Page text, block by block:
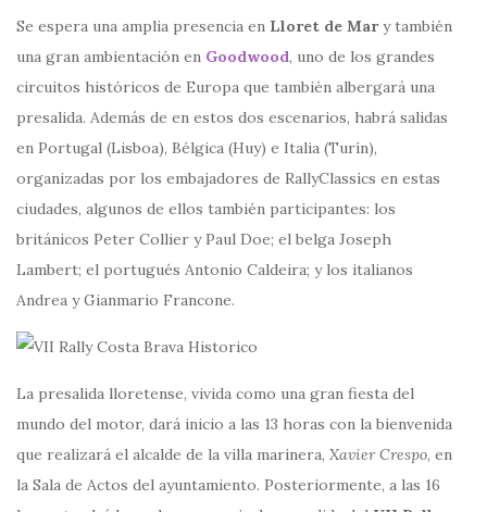
Se espera una amplia presencia en Lloret de Mary también
una gran ambientación en Goodwood, uno de los grandes
circuitos históricos de Europa que también albergará una
presalida. Además de en estos dos escenarios, habrá salidas
en Portugal (Lisboa), Bélgica (Huy) e Italia (Turín),
organizadas por los embajadores de RallyClassics en estas
ciudades, algunos de ellos también participantes: los
británicos Peter Collier y Paul Doe; el belga Joseph
Lambert; el portugués Antonio Caldeira; y los italianos
Andrea y Gianmario Francone.
La presalida lloretense, vivida como una gran fiesta del
mundo del motor, dará inicio a las 13 horas con la bienvenida
que realizará el alcalde de la villa marinera, Xavier Crespo, en
la Sala de Actos del ayuntamiento. Posteriormente, a las 16